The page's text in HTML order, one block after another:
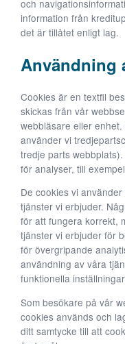
och
information från
det är tillåtet enligt lag.
Användning
Cookies är en textfil
skickas från vår
webbläsare eller
använder vi
tredje parts
för analyser, till
De cookies vi
tjänster vi erbjuder.
för att fungera korrekt,
tjänster vi erbjuder för
för övergripande
användning av våra
funktionella
Som besökare på vår
cookies används och
ditt samtycke till att